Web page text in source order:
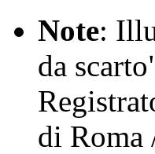
Note:
da
di Roma